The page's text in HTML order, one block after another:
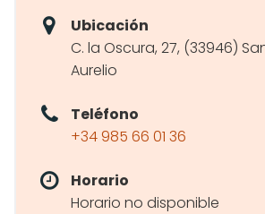
Ubicación
C. la Oscura, 27, (33946)
Aurelio
Teléfono
+34 985 66 01 36
Horario
Horario no disponible